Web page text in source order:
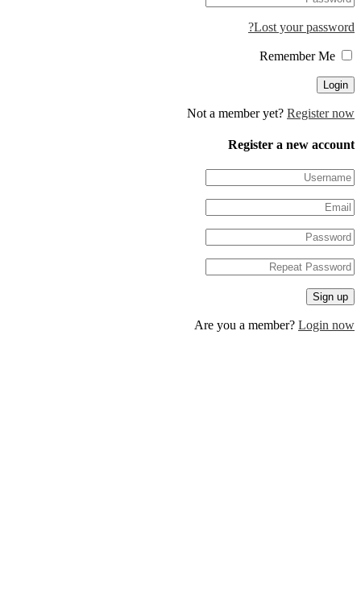
Lost your
Not a member yet?
Register a new
Are you a member?